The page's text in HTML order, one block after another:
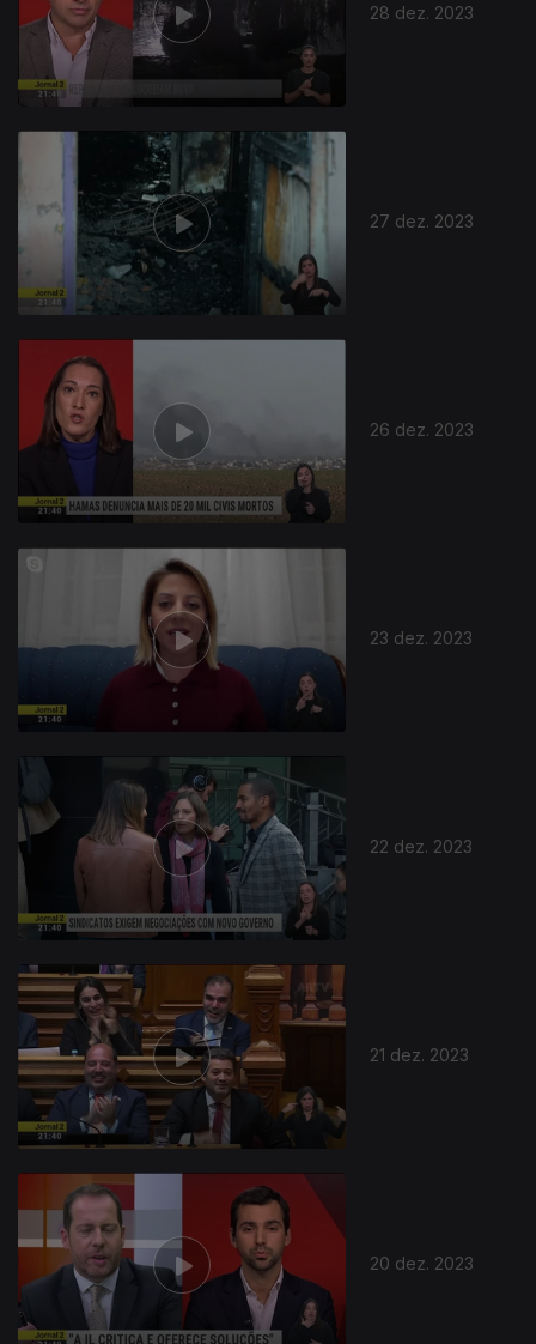
28 dez. 2023
27 dez. 2023
26 dez. 2023
23 dez. 2023
22 dez. 2023
21 dez. 2023
20 dez. 2023